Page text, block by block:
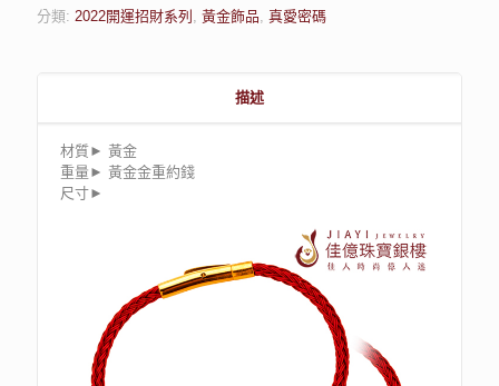
分類: 2022開運招財系列 , 黃金飾品, 真愛密碼
描述
材質► 黃金
重量► 黃金金重約錢
尺寸►